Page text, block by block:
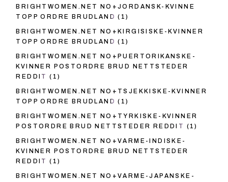
BRIGHTWOMEN.NET NO+JORDANSK-KVINNE
TOPP ORDRE BRUDLAND (1)
BRIGHTWOMEN.NET NO+KIRGISISKE-KVINNER
TOPP ORDRE BRUDLAND (1)
BRIGHTWOMEN.NET NO+PUERTORIKANSKE-
KVINNER POSTORDRE BRUD NETTSTEDER
REDDIT (1)
BRIGHTWOMEN.NET NO+TSJEKKISKE-KVINNER
TOPP ORDRE BRUDLAND (1)
BRIGHTWOMEN.NET NO+TYRKISKE-KVINNER
POSTORDRE BRUD NETTSTEDER REDDIT (1)
BRIGHTWOMEN.NET NO+VARME-INDISKE-
KVINNER POSTORDRE BRUD NETTSTEDER
REDDIT (1)
BRIGHTWOMEN.NET NO+VARME-JAPANSKE-